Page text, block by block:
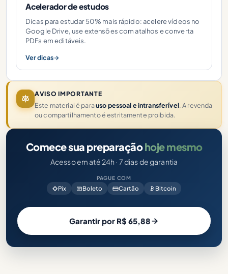
Acelerador de estudos
Dicas para estudar 50% mais rápido: acelere vídeos no
Google Drive, use extensões com atalhos e converta
PDFs em editáveis.
Ver dicas
AVISO IMPORTANTE
Este material é parauso pessoal e intransferível. A revenda
ou compartilhamento é estritamente proibida.
Comece sua preparaçãohoje mesmo
Acesso em até 24h · 7 dias de garantia
PAGUE COM
Pix Boleto Cartão Bitcoin
Garantir por R$ 65,88